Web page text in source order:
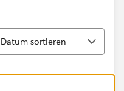
sortieren